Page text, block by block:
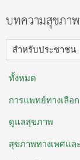
บทความสุขภา
สำหรับประชาชน
ทั้งหมด
การแพทย์ทางเลือก
ดูแลสุขภาพ
สุขภาพทางเพศแล